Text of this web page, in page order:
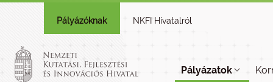
Pályázóknak NKFI Hivatalról
Pályázatok